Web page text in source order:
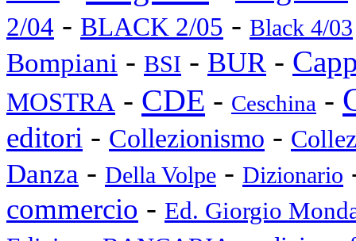
2/04 - BLACK 2/05 - Black 4/03
Bompiani - BSI - BUR -
MOSTRA - CDE - Ceschina -
editori - Collezionismo -
Danza - Della Volpe - Dizionario
commercio - Ed. Giorgio